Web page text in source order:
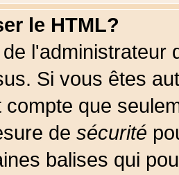
le HTML?
l'administrateur
Si vous êtes
compte que
de sécurité
balises qui